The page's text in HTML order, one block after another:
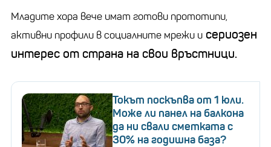
Младите хора вече имат готови прототипи,
активни профили в социалните мрежи и сериозен
интерес от страна на свои връстници.
Токът поскъпва от 1 юли.
Може ли панел на балкона
да ни свали сметката с
30% на годишна база?